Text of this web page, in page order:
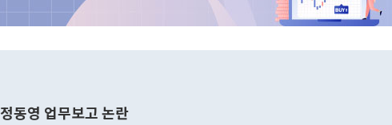
정동영 업무보고 논란